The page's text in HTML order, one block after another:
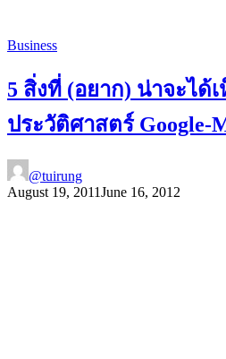
Business
5 สิ่งที่ (อยาก) น่าจะได้
ประวัติศาสตร์ Google-
@tuirung
August 19, 2011June 16, 2012